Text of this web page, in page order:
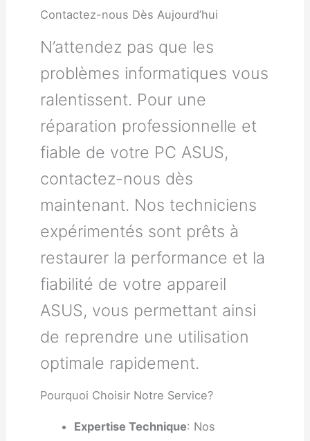
Contactez-nous Dès Aujourd’hui
N’attendez pas que les
problèmes informatiques vous
ralentissent. Pour une
réparation professionnelle et
fiable de votre PC ASUS,
contactez-nous dès
maintenant. Nos techniciens
expérimentés sont prêts à
restaurer la performance et la
fiabilité de votre appareil
ASUS, vous permettant ainsi
de reprendre une utilisation
optimale rapidement.
Pourquoi Choisir Notre Service?
Expertise Technique: Nos